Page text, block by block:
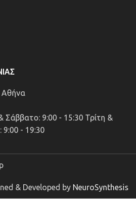
Αθήνα
Σάββατο: 9:00 - 15:30 Τρίτη &
- 19:30
& Developed by NeuroSynthesis